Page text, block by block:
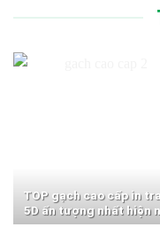
TOP gạch cao cấp in
5D ấn tượng nhất hiện